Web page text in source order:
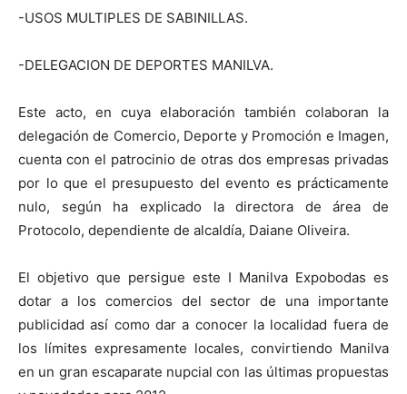
-USOS MULTIPLES DE SABINILLAS.
-DELEGACION DE DEPORTES MANILVA.
Este acto, en cuya elaboración también colaboran la
delegación de Comercio, Deporte y Promoción e Imagen,
cuenta con el patrocinio de otras dos empresas privadas
por lo que el presupuesto del evento es prácticamente
nulo, según ha explicado la directora de área de
Protocolo, dependiente de alcaldía, Daiane Oliveira.
El objetivo que persigue este I Manilva Expobodas es
dotar a los comercios del sector de una importante
publicidad así como dar a conocer la localidad fuera de
los límites expresamente locales, convirtiendo Manilva
en un gran escaparate nupcial con las últimas propuestas